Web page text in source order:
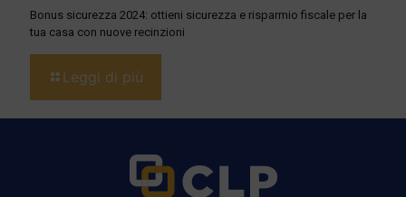
Bonus sicurezza 2024: ottieni sicurezza e risparmio fiscale per la
tua casa con nuove recinzioni
Leggi di più